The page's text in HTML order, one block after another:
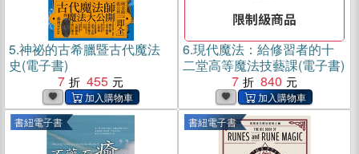
5.神祕的古希臘暨古代魔法
史(電子書)
7
455
6.現代魔法：給修習者的十
二堂高等魔法技藝課(電子書)
7
840
書紐電子書 書紐電子書